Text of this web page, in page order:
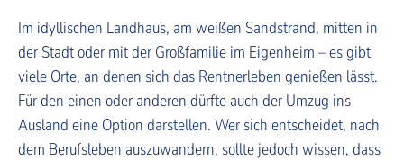
Im idyllischen Landhaus, am weißen Sandstrand, mitten in
der Stadt oder mit der Großfamilie im Eigenheim – es gibt
viele Orte, an denen sich das Rentnerleben genießen lässt.
Für den einen oder anderen dürfte auch der Umzug ins
Ausland eine Option darstellen. Wer sich entscheidet, nach
dem Berufsleben auszuwandern, sollte jedoch wissen, dass